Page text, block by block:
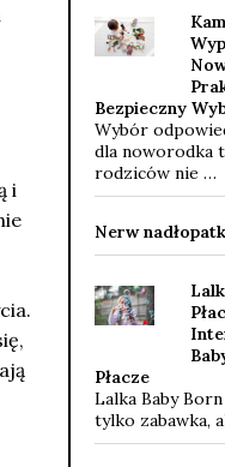
i
Bezpieczny
Wybór
dla noworodka
rodziców nie …
Nerw
Płacze
Lalka Baby
tylko zabawka,